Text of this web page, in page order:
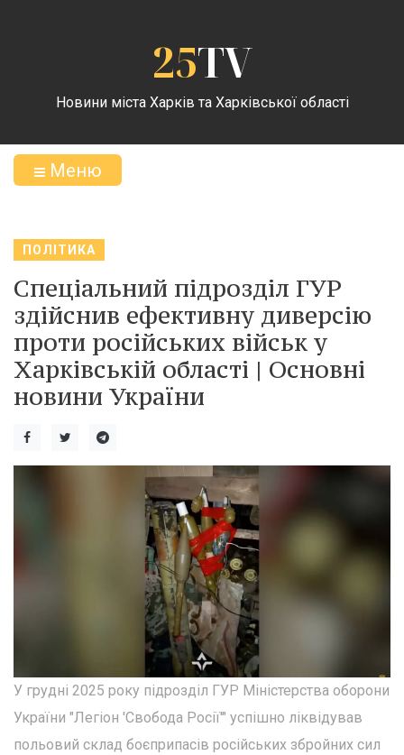
25TV
Новини міста Харків та Харківської області
Меню
ПОЛІТИКА
Спеціальний підрозділ ГУР
здійснив ефективну диверсію
проти російських військ у
Харківській області | Основні
новини України
У грудні 2025 року підрозділ ГУР Міністерства оборони
України "Легіон 'Свобода Росії'" успішно ліквідував
польовий склад боєприпасів російських збройних сил